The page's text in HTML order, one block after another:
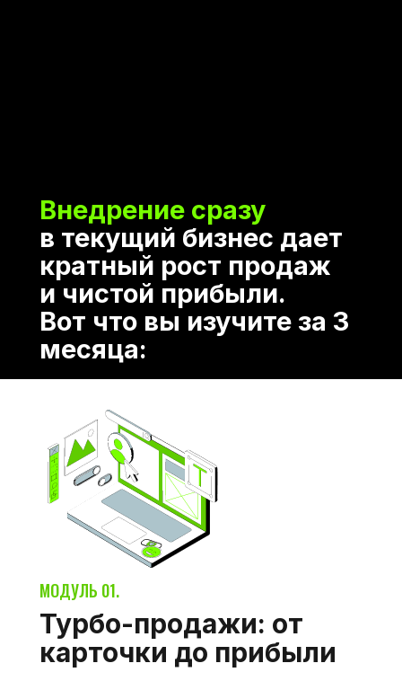
Внедрение сразу
в текущий бизнес дает
кратный рост продаж
и чистой прибыли.
Вот что вы изучите за 3
месяца:
МОДУЛЬ 01.
Турбо-продажи: от
карточки до прибыли